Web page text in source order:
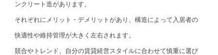
ンクリート造があります。
それぞれにメリット・デメリットがあり、構造によって入居者の
快適性や維持管理が大きく左右されます。
競合やトレンド、自分の賃貸経営スタイルに合わせて慎重に選び